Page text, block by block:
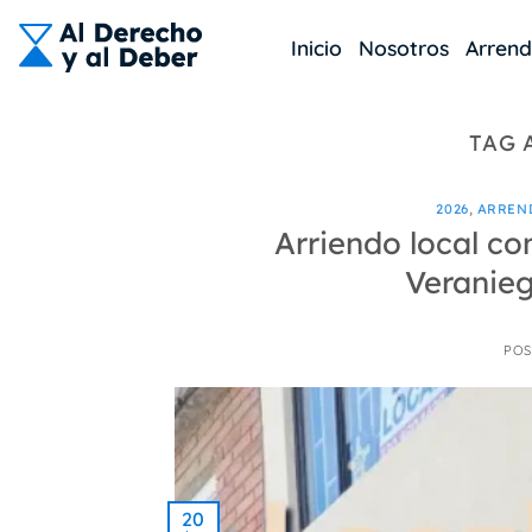
content
Inicio Nosotros
TAG
2026,
Arriendo local
20